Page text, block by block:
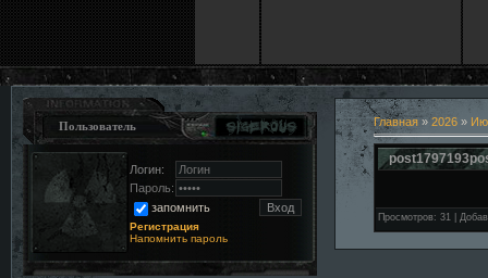
Пользователь
Логин:
Пароль:
запомнить
Регистрация
Напомнить пароль
Главная» 2026 »
Просмотров: 31